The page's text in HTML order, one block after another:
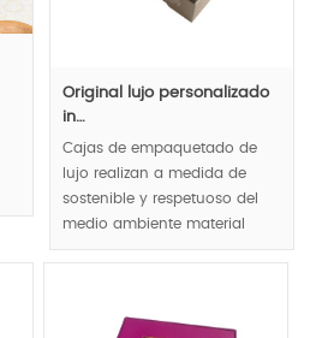
Original lujo personalizado
in…
Cajas de empaquetado de
lujo realizan a medida de
sostenible y respetuoso del
medio ambiente material
totalmente, conveniente para
reflejan concepto amigable,